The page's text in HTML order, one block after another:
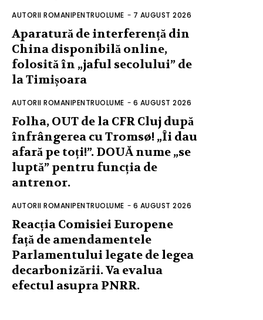
AUTORII ROMANIPENTRUOLUME - 7 AUGUST 2026
Aparatură de interferență din
China disponibilă online,
folosită în „jaful secolului” de
la Timișoara
AUTORII ROMANIPENTRUOLUME - 6 AUGUST 2026
Folha, OUT de la CFR Cluj după
înfrângerea cu Tromsø! „Îi dau
afară pe toți!”. DOUĂ nume „se
luptă” pentru funcția de
antrenor.
AUTORII ROMANIPENTRUOLUME - 6 AUGUST 2026
Reacția Comisiei Europene
față de amendamentele
Parlamentului legate de legea
decarbonizării. Va evalua
efectul asupra PNRR.